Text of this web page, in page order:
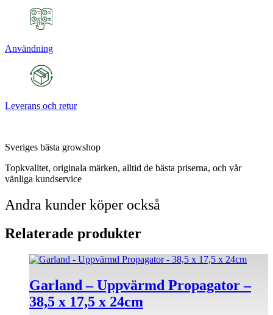
Användning
Leverans och retur
Sveriges bästa growshop
Topkvalitet, originala märken, alltid de bästa priserna, och vår
vänliga kundservice
Andra kunder köper också
Relaterade produkter
Garland – Uppvärmd Propagator –
38,5 x 17,5 x 24cm